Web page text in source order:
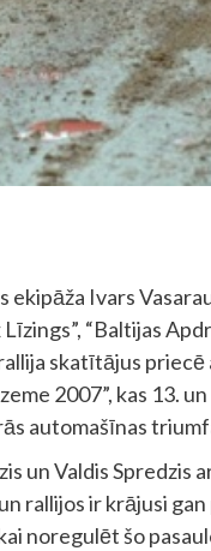
ekipāža Ivars
“Baltijas
skatītājus
2007”, kas 13.
automašīnas
un Valdis Spredzis
rallijos ir krājusi
noregulēt šo